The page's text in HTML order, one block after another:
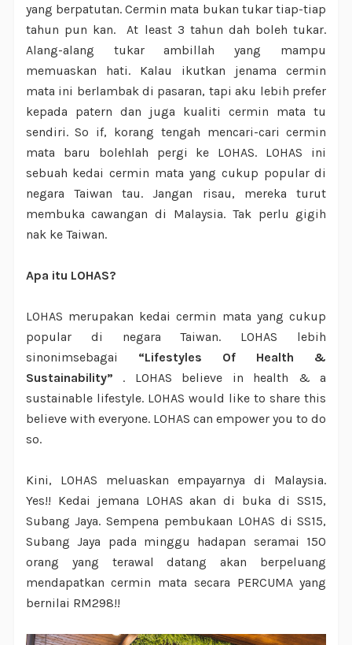
yang berpatutan. Cermin mata bukan tukar tiap-tiap
tahun pun kan.
At least 3 tahun dah boleh tukar.
Alang-alang tukar ambillah yang mampu
memuaskan hati. Kalau ikutkan jenama cermin
mata ini berlambak di pasaran, tapi aku lebih prefer
kepada patern dan juga kualiti cermin mata tu
sendiri. So if, korang tengah mencari-cari cermin
mata baru bolehlah pergi ke LOHAS. LOHAS ini
sebuah kedai cermin mata yang cukup popular di
negara Taiwan tau. Jangan risau, mereka turut
membuka cawangan di Malaysia. Tak perlu gigih
nak ke Taiwan.
Apa itu LOHAS?
LOHAS merupakan kedai cermin mata yang cukup
popular di negara Taiwan. LOHAS lebih
sinonimsebagai “Lifestyles Of Health &
Sustainability” . LOHAS believe in health & a
sustainable lifestyle. LOHAS would like to share this
believe with everyone. LOHAS can empower you to do
so.
Kini, LOHAS meluaskan empayarnya di Malaysia.
Yes!! Kedai jemana LOHAS akan di buka di SS15,
Subang Jaya. Sempena pembukaan LOHAS di SS15,
Subang Jaya pada minggu hadapan seramai 150
orang yang terawal datang akan berpeluang
mendapatkan cermin mata secara PERCUMA yang
bernilai RM298!!